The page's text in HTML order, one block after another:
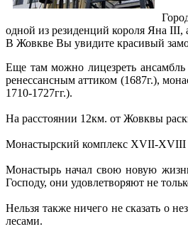
одной из резиденций короля Яна
В Жовкве Вы увидите красивый
Еще там можно лицезреть
ренессансным аттиком (1687г.),
1710-1727гг.).
На расстоянии 12км. от Жовквы
Монастырский комплекс XVII-XVIII
Монастырь начал свою новую
Господу, они удовлетворяют не
Нельзя также ничего не сказать о
лесами.